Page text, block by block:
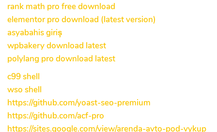
rank math pro free download
elementor pro download (latest version)
asyabahis giriş
wpbakery download latest
polylang pro download latest
c99 shell
wso shell
https://github.com/yoast-seo-premium
https://github.com/acf-pro
https://sites.google.com/view/arenda-avto-pod-vykup